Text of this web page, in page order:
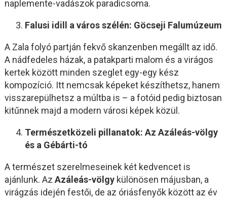
naplemente-vadászok paradicsoma.
Falusi idill a város szélén: Göcseji Falumúzeum
A Zala folyó partján fekvő skanzenben megállt az idő.
A nádfedeles házak, a patakparti malom és a virágos
kertek között minden szeglet egy-egy kész
kompozíció. Itt nemcsak képeket készíthetsz, hanem
visszarepülhetsz a múltba is – a fotóid pedig biztosan
kitűnnek majd a modern városi képek közül.
Természetközeli pillanatok: Az Azáleás-völgy
és a Gébárti-tó
A természet szerelmeseinek két kedvencet is
ajánlunk. Az Azáleás-völgykülönösen májusban, a
virágzás idején festői, de az óriásfenyők között az év